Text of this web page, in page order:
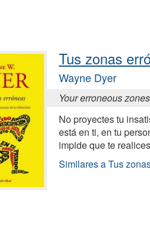
Tus zonas
Wayne Dyer
Your erroneous
No proyectes tu
está en ti, en tu
impide que te realices
Similares a Tus